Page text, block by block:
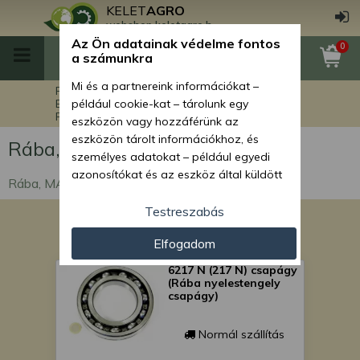
KELETAGRO
webshop.keletagro.hu
0
Főoldal
A készlet erejéig !!!!
Egyéb gépalkatrészek
Rába, MAN alkatrészek
Rába, MAN alkatrészek
Rába, MAN alkatrészek
6217 N (217 N) csapágy
(Rába nyelestengely
csapágy)
Normál szállítás
Az Ön adatainak védelme fontos
a számunkra
Mi és a partnereink információkat –
például cookie-kat – tárolunk egy
eszközön vagy hozzáférünk az
eszközön tárolt információkhoz, és
személyes adatokat – például egyedi
azonosítókat és az eszköz által küldött
személyre szabott hirdetések és
tartalom nyújtásához, hirdetés- és
tartalomméréshez, nézettségi adatok
gyűjtéséhez, valamint termékek
kifejlesztéséhez és a termékek
javításához. Az Ön engedélyével mi és a
partnereink eszközleolvasásos
módszerrel szerzett pontos geolokációs
Testreszabás
Elfogadom